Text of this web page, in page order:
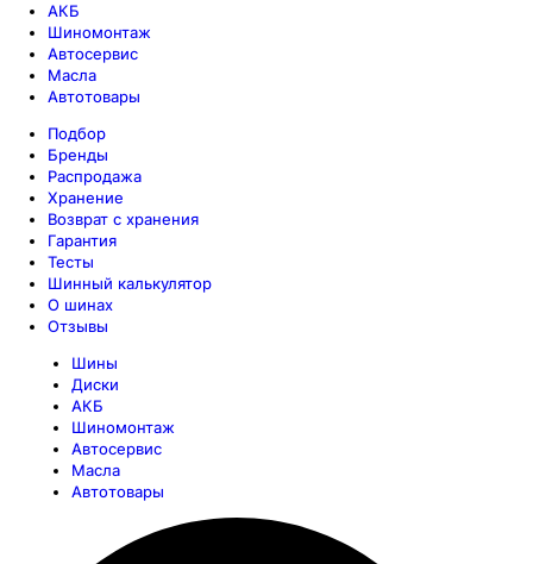
АКБ
Шиномонтаж
Автосервис
Масла
Автотовары
Подбор
Бренды
Распродажа
Хранение
Возврат с хранения
Гарантия
Тесты
Шинный калькулятор
О шинах
Отзывы
Шины
Диски
АКБ
Шиномонтаж
Автосервис
Масла
Автотовары